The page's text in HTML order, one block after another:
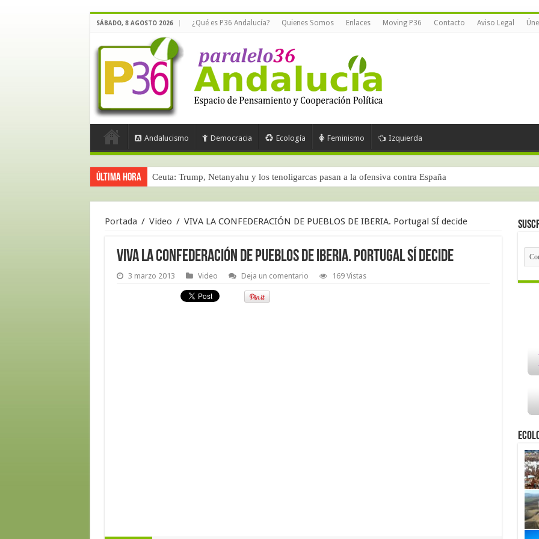
SÁBADO, 8 AGOSTO 2026 ¿Qué es P36 Andalucía? Quienes Somos Enlaces Moving P36 Contacto Aviso Legal
Andalucismo Democracia Ecología Feminismo Izquierda
Última hora Ceuta: Trump, Netanyahu y los tenoligarcas pasan a la ofensiva contra España
Portada / Video / VIVA LA CONFEDERACIÓN DE PUEBLOS DE IBERIA. Portugal SÍ decide
VIVA LA CONFEDERACIÓN DE PUEBLOS DE IBERIA. Portugal SÍ decide
3 marzo 2013 Video Deja un comentario 169 Vistas